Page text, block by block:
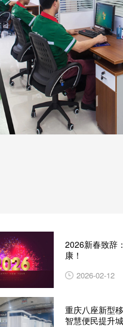
2026新春致辞
康！
2026-02-12
重庆八座新型
智慧便民提升